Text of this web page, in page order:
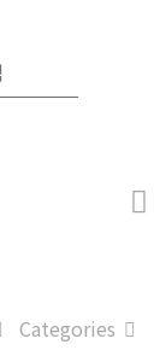
Categories